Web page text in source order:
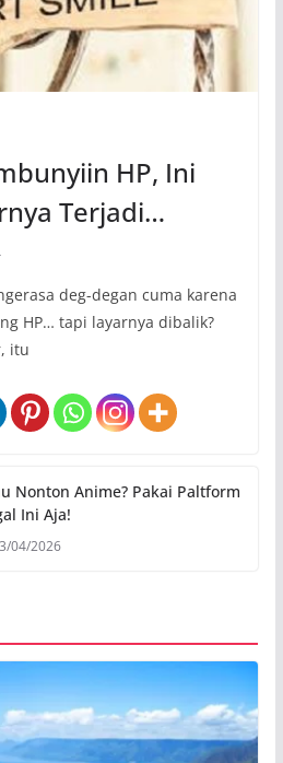
HP, Ini
Terjadi…
deg-degan cuma karena
HP… tapi layarnya dibalik?
itu
Nonton Anime? Pakai Paltform
Ini Aja!
04/2026